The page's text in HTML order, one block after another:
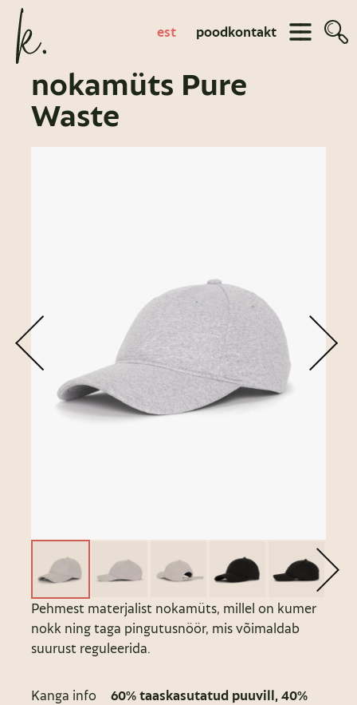
est poodkontakt
nokamüts Pure
Waste
Pehmest materjalist nokamüts, millel on kumer
nokk ning taga pingutusnöör, mis võimaldab
suurust reguleerida.
Kanga info
60% taaskasutatud puuvill, 40%